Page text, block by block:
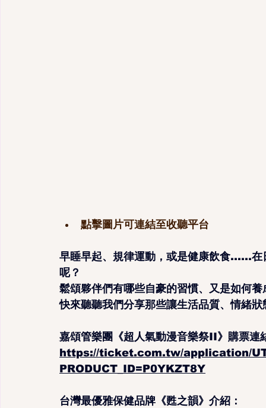
點擊圖片可連結至收聽平台
早睡早起、規律運動，或是健康飲食……在
呢？
鬆頌夥伴們有哪些自豪的習慣、又是如何
快來聽聽我們分享那些讓生活品質、情緒
嘉頌管樂團《超人氣動漫音樂祭II》購票連
https://ticket.com.tw/application/
PRODUCT_ID=P0YKZT8Y
台灣最優雅保健品牌《甦之韻》介紹：